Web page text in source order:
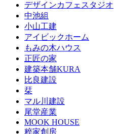
デザインカフェスタジオ
中池組
小山工建
アイビックホーム
もみの木ハウス
正匠の家
建築本舗KURA
比良建設
栞
マル川建設
尾堂産業
MOOK HOUSE
粹家創房